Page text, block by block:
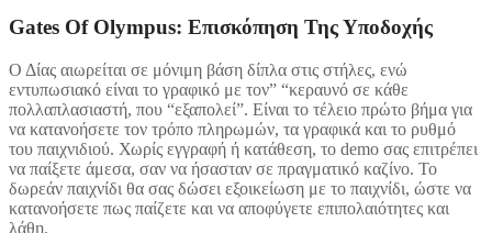
Gates Of Olympus: Επισκόπηση Της Υποδοχής
Ο Δίας αιωρείται σε μόνιμη βάση δίπλα στις στήλες, ενώ
εντυπωσιακό είναι το γραφικό με τον” “κεραυνό σε κάθε
πολλαπλασιαστή, που “εξαπολεί”. Είναι το τέλειο πρώτο βήμα για
να κατανοήσετε τον τρόπο πληρωμών, τα γραφικά και το ρυθμό
του παιχνιδιού. Χωρίς εγγραφή ή κατάθεση, το demo σας επιτρέπει
να παίξετε άμεσα, σαν να ήσασταν σε πραγματικό καζίνο. Το
δωρεάν παιχνίδι θα σας δώσει εξοικείωση με το παιχνίδι, ώστε να
κατανοήσετε πως παίζετε και να αποφύγετε επιπολαιότητες και
λάθη.